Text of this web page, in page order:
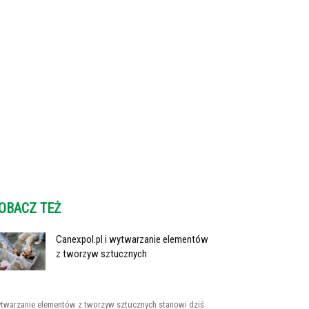
TEŻ
Canexpol.pl i wytwarzanie elementów
z tworzyw sztucznych
elementów z tworzyw sztucznych stanowi dziś